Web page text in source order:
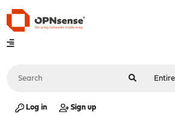
Log in Sign up